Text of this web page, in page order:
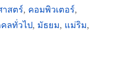
สตร์, คอมพิวเตอร์,
ลทั่วไป, มัธยม, แม่ริม,